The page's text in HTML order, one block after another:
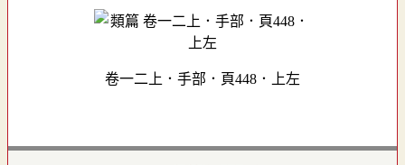
卷一二上．手部．頁448．上左